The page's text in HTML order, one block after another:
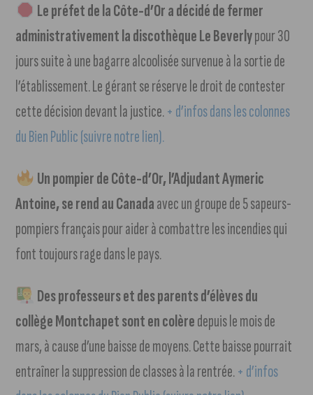
Le préfet de la Côte-d’Or a décidé de fermer
administrativement la discothèque Le Beverlypour 30
jours suite à une bagarre alcoolisée survenue à la sortie de
l’établissement. Le gérant se réserve le droit de contester
cette décision devant la justice.+ d’infos dans les colonnes
du Bien Public (suivre notre lien).
Un pompier de Côte-d’Or, l’Adjudant Aymeric
Antoine, se rend au Canadaavec un groupe de 5 sapeurs-
pompiers français pour aider à combattre les incendies qui
font toujours rage dans le pays.
Des professeurs et des parents d’élèves du
collège Montchapet sont en colèredepuis le mois de
mars, à cause d’une baisse de moyens. Cette baisse pourrait
entraîner la suppression de classes à la rentrée.+ d’infos